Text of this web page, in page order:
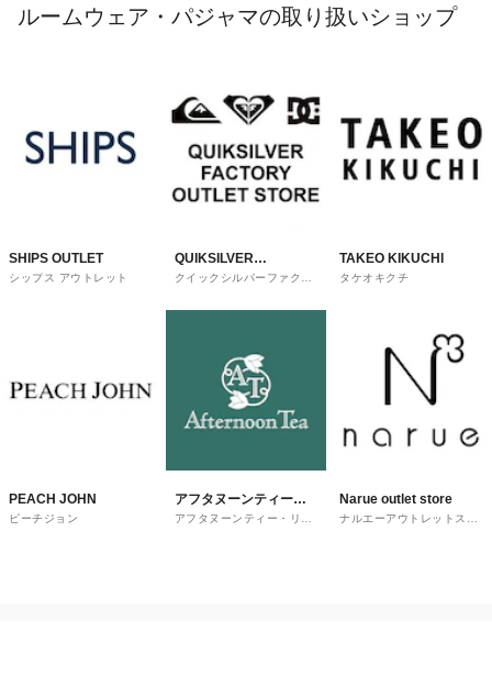
ルームウェア・パジャマの取り扱いショップ
SHIPS OUTLET
シップス アウトレット
QUIKSILVER
FACTORY OUTLET
クイックシルバーファクト
TAKEO KIKUCHI
タケオキクチ
PEACH JOHN
ピーチジョン
アフタヌーンティー・
リビング
アフタヌーンティー・リビ
Narue outlet store
ナルエーアウトレットスト